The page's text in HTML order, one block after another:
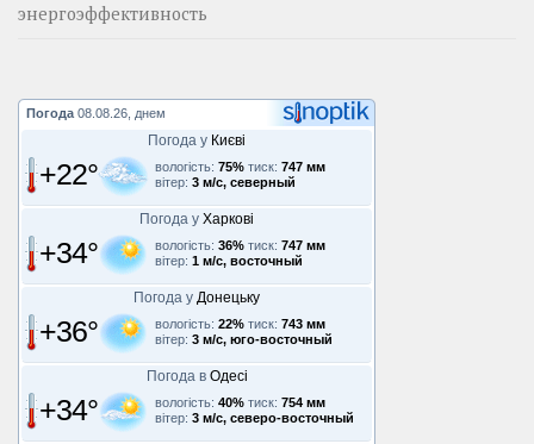
энергоэффективность
Погода 08.08.26, днем
Погода у Києві
+22° вологість: 75% тиск: 747 мм
вітер: 3 м/с, северный
Погода у Харкові
+34° вологість: 36% тиск: 747 мм
вітер: 1 м/с, восточный
Погода у Донецьку
+36° вологість: 22% тиск: 743 мм
вітер: 3 м/с, юго-восточный
Погода в Одесі
+34° вологість: 40% тиск: 754 мм
вітер: 3 м/с, северо-восточный